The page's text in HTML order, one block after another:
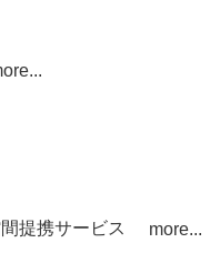
提携サービス more...